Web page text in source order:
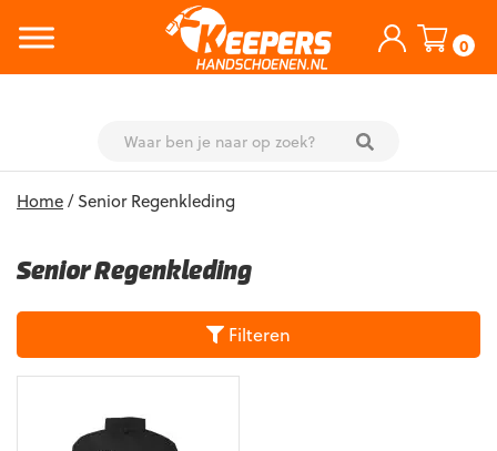
0
Home/ Senior Regenkleding
Senior Regenkleding
Filteren